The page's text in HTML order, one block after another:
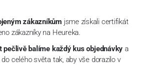
zákazníkům jsme získali certifikát
zákazníky na Heureka.
pečlivě balíme každý kus objednávky a
celého světa tak, aby vše dorazilo v